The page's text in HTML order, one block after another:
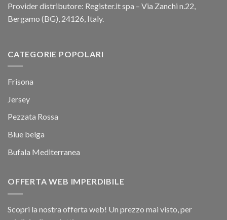
Provider distributore: Register.it spa – Via Zanchi n.22,
Bergamo (BG), 24126, Italy.
CATEGORIE POPOLARI
Frisona
Jersey
Pezzata Rossa
Blue belga
Bufala Mediterranea
OFFERTA WEB IMPERDIBILE
Scopri la nostra offerta web! Un prezzo mai visto, per